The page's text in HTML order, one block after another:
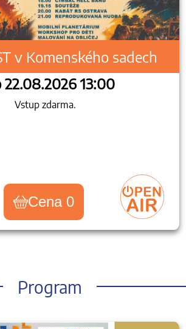
v Komenského sadech
22.08.2026 13:00
Vstup zdarma.
Cena 0
Program